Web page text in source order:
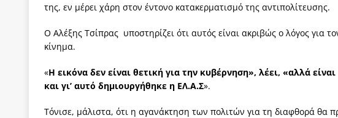
της, εν μέρει χάρη στον έντονο κατακερματισμό της αντιπολίτευσης.
Ο Αλέξης Τσίπρας υποστηρίζει ότι αυτός είναι ακριβώς ο λόγος για
κίνημα.
«Η εικόνα δεν είναι θετική για την κυβέρνηση», λέει, «αλλά
και γι’ αυτό δημιουργήθηκε η ΕΛ.Α.Σ».
Τόνισε, μάλιστα, ότι η αγανάκτηση των πολιτών για τη διαφθορά θα